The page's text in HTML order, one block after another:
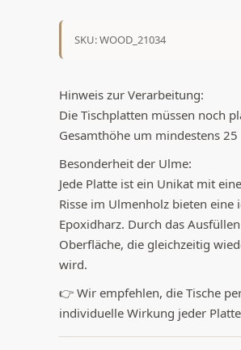
SKU: WOOD_21034
Hinweis zur Verarbeitung:
Die Tischplatten müssen noch
Gesamthöhe um mindestens
Besonderheit der Ulme:
Jede Platte ist ein Unikat mit
Risse im Ulmenholz bieten
Epoxidharz. Durch das
Oberfläche, die gleichzeitig
wird.
👉 Wir empfehlen, die Tische
individuelle Wirkung jeder